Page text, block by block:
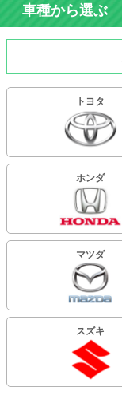
車種から選ぶ
トヨタ
ホンダ
マツダ
スズキ